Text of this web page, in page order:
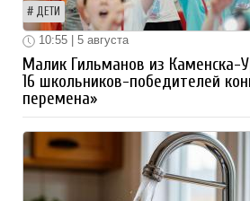
ДЕТИ
10:55 | 5 августа
Малик Гильманов из Каменска-
16 школьников-победителей
перемена»